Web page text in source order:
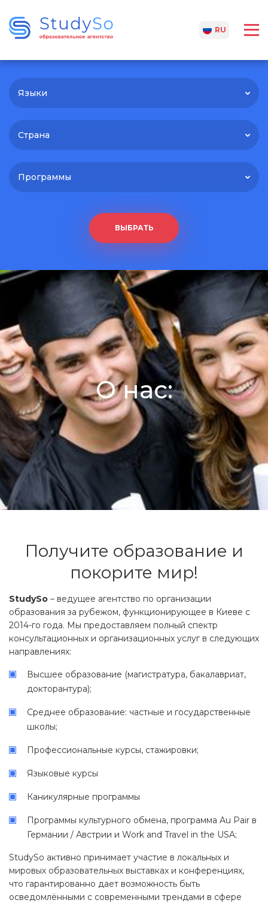
RU
Языки
Страна
Программы
ВЫБРАТЬ
О нас:
Получите образование и
покорите мир!
StudySo – ведущее агентство по организации
образования за рубежом, функционирующее в Киеве с
2014-го года. Мы предоставляем полный спектр
консультационных и организационных услуг в следующих
направлениях:
Высшее образование (магистратура, бакалавриат,
докторантура);
Среднее образование: частные и государственные
школы;
Профессиональные курсы, стажировки;
Языковые курсы
Каникулярные программы
Программы культурного обмена, программа Au Pair в
Германии / Австрии и Work and Travel in the USA;
StudySo активно принимает участие в локальных и
мировых образовательных выставках и конференциях,
что гарантированно дает возможность быть
осведомлёнными с современными трендами в сфере